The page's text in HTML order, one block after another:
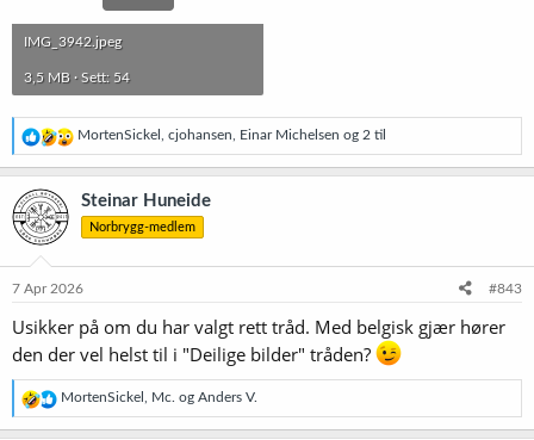
IMG_3942.jpeg
3,5 MB · Sett: 54
R
e
a
s
n
e
MortenSickel cjohansen Einar Michelsen og 2 til
Steinar Huneide
Norbrygg-medlem
7 Apr 2026 #843
Usikker på om du har valgt rett tråd. Med belgisk gjær hører
den der vel helst til i "Deilige bilder" tråden?
R
e
a
MortenSickel Mc. og Anders V.